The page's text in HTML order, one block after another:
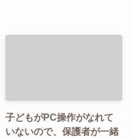
子どもがPC操作がなれて
いないので、保護者が一緒